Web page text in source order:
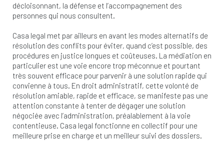
décloisonnant, la défense et l’accompagnement des
personnes qui nous consultent.
Casa legal met par ailleurs en avant les modes alternatifs de
résolution des conflits pour éviter, quand c’est possible, des
procédures en justice longues et coûteuses. La médiation en
particulier est une voie encore trop méconnue et pourtant
très souvent efficace pour parvenir à une solution rapide qui
convienne à tous. En droit administratif, cette volonté de
résolution amiable, rapide et efficace, se manifeste pas une
attention constante à tenter de dégager une solution
négociée avec l’administration, préalablement à la voie
contentieuse. Casa legal fonctionne en collectif pour une
meilleure prise en charge et un meilleur suivi des dossiers.